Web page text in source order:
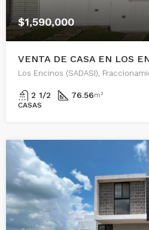
$1,590,000
VENTA DE CASA EN LOS
2 1/2 76.56m²
CASAS